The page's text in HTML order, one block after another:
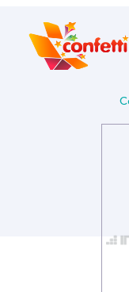
Артикул: 9-65-012
Формат: Декор. укр.
Описание:
Бренд: Мир Открыток